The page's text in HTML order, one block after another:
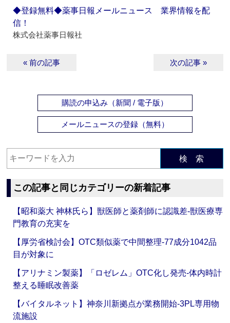
◆登録無料◆薬事日報メールニュース 業界情報を配
信！
株式会社薬事日報社
« 前の記事 次の記事 »
購読の申込み（新聞 / 電子版）
メールニュースの登録（無料）
検 索
この記事と同じカテゴリーの新着記事
【昭和薬大 神林氏ら】獣医師と薬剤師に認識差‐獣医療専
門教育の充実を
【厚労省検討会】OTC類似薬で中間整理‐77成分1042品
目が対象に
【アリナミン製薬】「ロゼレム」OTC化し発売‐体内時計
整える睡眠改善薬
【バイタルネット】神奈川新拠点が業務開始‐3PL専用物
流施設